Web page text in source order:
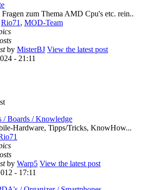
zum Thema AMD Cpu's etc. rein..
Rio71, MOD-Team
by MisterBJ View the latest post
- 21:11
/ Boards / Knowledge
Hardware, Tipps/Tricks, KnowHow...
by Warp5 View the latest post
- 17:11